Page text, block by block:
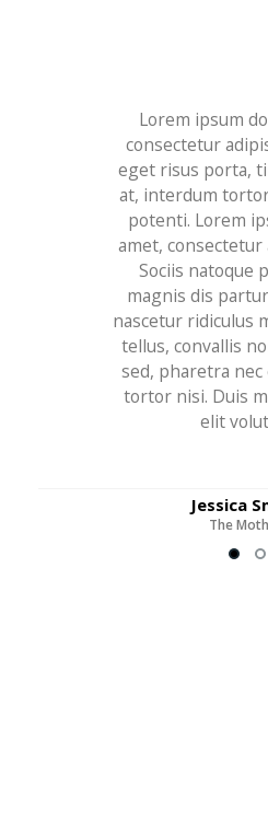
Lorem ipsum
consectetur
eget risus porta,
at, interdum
potenti. Lorem
amet,
Sociis natoque
magnis dis
nascetur ridiculus
tellus, convallis
sed, pharetra nec
tortor nisi. Duis
elit
Jessica
The